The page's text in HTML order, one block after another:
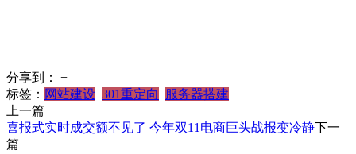
分享到：
+
标签： 网站建设 301重定向
服务器搭建
上一篇
喜报式实时成交额不见了 今年双11电商巨头战报变冷静下一
篇